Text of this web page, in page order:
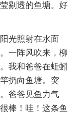
剔透的鱼塘。好
光照射在水面
一阵风吹来，柳
我和爸爸在蚯蚓
扔向鱼塘。突
爸爸见鱼力气
棒！哇！这条鱼